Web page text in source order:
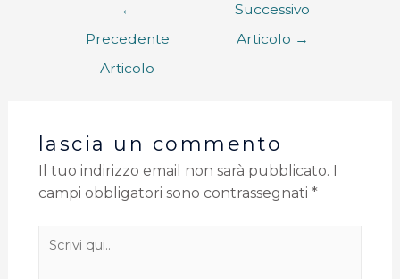
←
Precedente
Articolo
Successivo
Articolo →
lascia un commento
Il tuo indirizzo email non sarà pubblicato.
campi obbligatori sono contrassegnati *